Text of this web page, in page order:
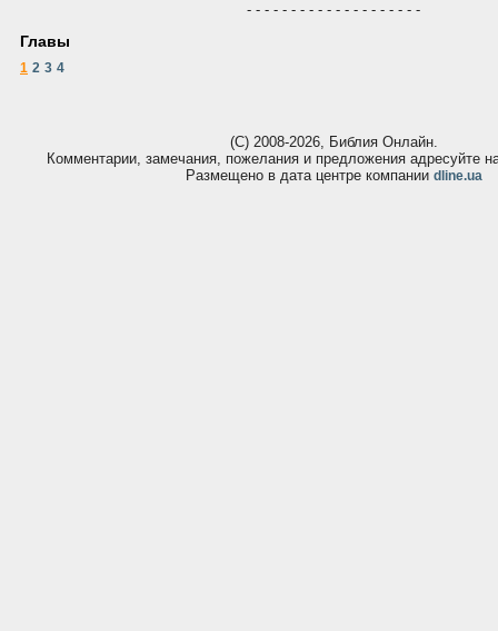
- - - - - - - - - - - - - - - - - - - -
Главы
1 2 3 4
(С) 2008-2026, Библия Онлайн.
Комментарии, замечания, пожелания и предложения адресуйте
Размещено в дата центре компании dline.ua